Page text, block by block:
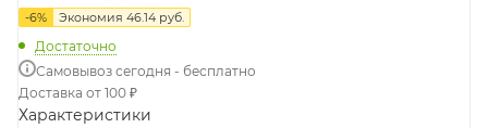
-6% Экономия 46.14 руб.
Достаточно
Самовывоз сегодня - бесплатно
Доставка от 100 ₽
Характеристики